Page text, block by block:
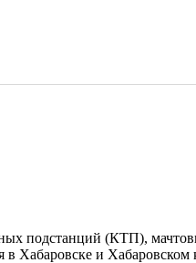
подстанций (КТП),
в Хабаровске и Хабаровском